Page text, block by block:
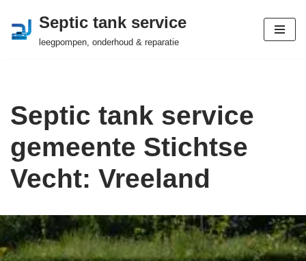
Ga
Septic tank service
leegpompen, onderhoud & reparatie
Septic tank service
gemeente Stichtse
Vecht: Vreeland